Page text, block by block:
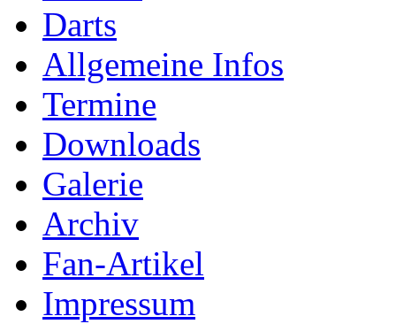
Darts
Allgemeine Infos
Termine
Downloads
Galerie
Archiv
Fan-Artikel
Impressum